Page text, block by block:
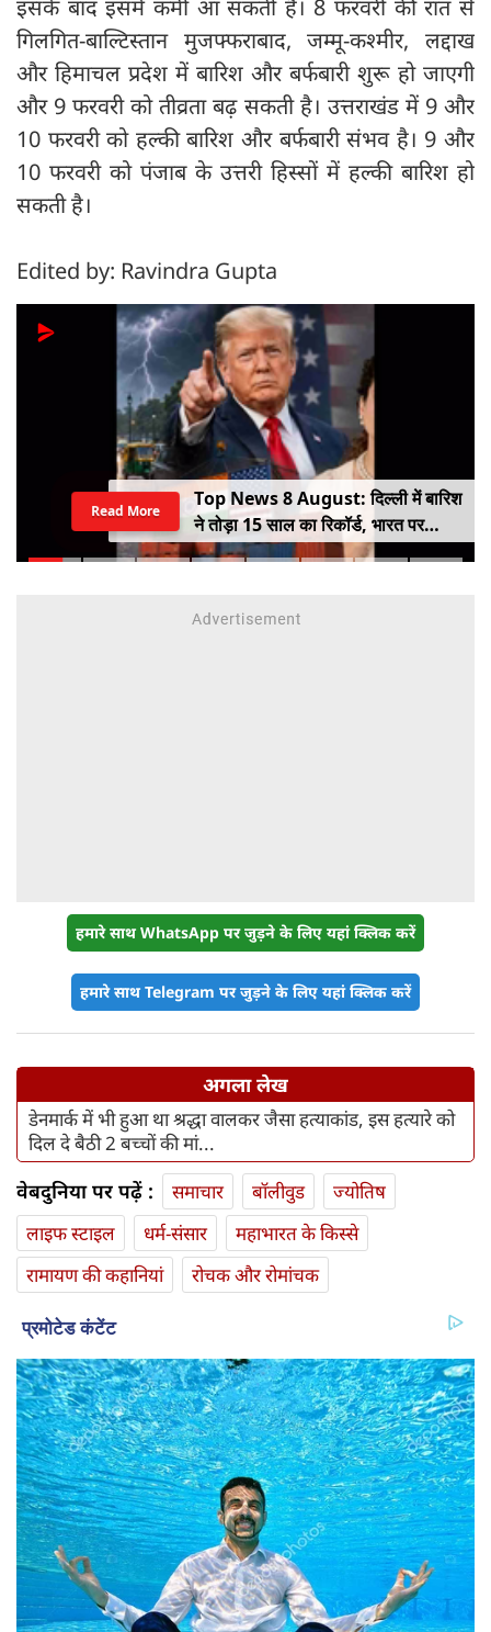
इसके बाद इसमें कमी आ सकती है। 8 फरवरी की रात से
गिलगित-बाल्टिस्तान मुजफ्फराबाद, जम्मू-कश्मीर, लद्दाख
और हिमाचल प्रदेश में बारिश और बर्फबारी शुरू हो जाएगी
और 9 फरवरी को तीव्रता बढ़ सकती है। उत्तराखंड में 9 और
10 फरवरी को हल्की बारिश और बर्फबारी संभव है। 9 और
10 फरवरी को पंजाब के उत्तरी हिस्सों में हल्की बारिश हो
सकती है।
Edited by: Ravindra Gupta
Top News 8 August: दिल्ली में बारिश
ने तोड़ा 15 साल का रिकॉर्ड, भारत पर
100% टैरिफ का खतरा; Gen Z पर कंगना
Read More
हमारे साथ WhatsApp पर जुड़ने के लिए यहां क्लिक करें
हमारे साथ Telegram पर जुड़ने के लिए यहां क्लिक करें
अगला लेख
डेनमार्क में भी हुआ था श्रद्धा वालकर जैसा हत्याकांड, इस हत्यारे को
दिल दे बैठी 2 बच्चों की मां...
वेबदुनिया पर पढ़ें : समाचार बॉलीवुड
ज्योतिष
लाइफ स्‍टाइल
धर्म-संसार
महाभारत के किस्से
रामायण की कहानियां
रोचक और रोमांचक